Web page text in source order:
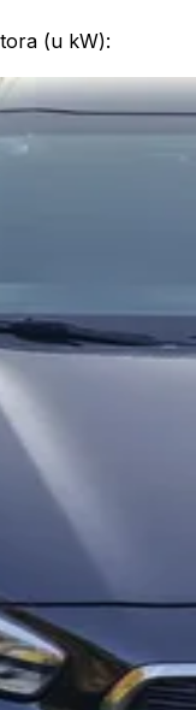
(u kW):